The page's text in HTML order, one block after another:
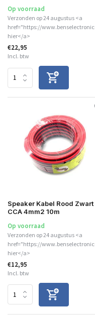
Op voorraad
Verzonden op 24 augustus <a
href="https://
hier</a>
€22,95
Incl. btw
Speaker Kabel Rood Zwart
CCA 4mm2 10m
Op voorraad
Verzonden op 24 augustus <a
href="https://
hier</a>
€12,95
Incl. btw